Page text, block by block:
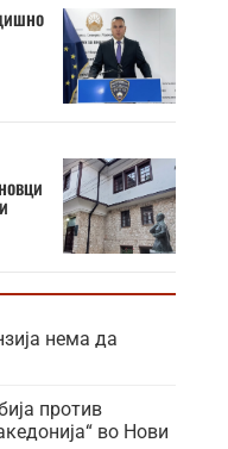
нема да
против
во Нови